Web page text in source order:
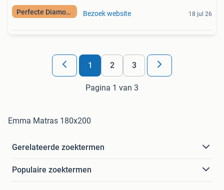
Perfecte Diamond Bezoek website 18 jul 26
1 2 3
Pagina 1 van 3
Emma Matras 180x200
Gerelateerde zoektermen
Populaire zoektermen